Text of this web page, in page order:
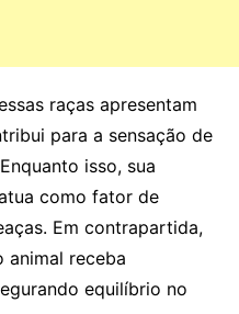
raças apresentam
para a sensação de
isso, sua
como fator de
Em contrapartida,
animal receba
equilíbrio no